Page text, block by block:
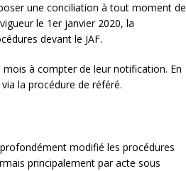
une conciliation à tout moment de
le 1er janvier 2020, la
devant le JAF.
mois à compter de leur notification. En
la procédure de référé.
modifié les procédures
principalement par acte sous